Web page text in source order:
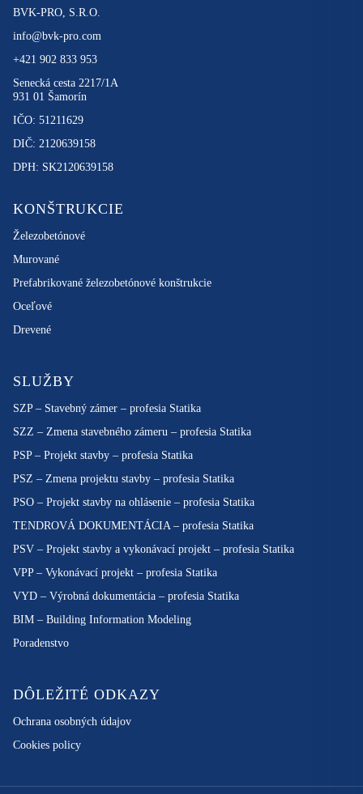
BVK-PRO, S.R.O.
info@bvk-pro.com
+421 902 833 953
Senecká cesta 2217/1A
931 01 Šamorín
IČO: 51211629
DIČ: 2120639158
DPH: SK2120639158
KONŠTRUKCIE
Železobetónové
Murované
Prefabrikované železobetónové konštrukcie
Oceľové
Drevené
SLUŽBY
SZP – Stavebný zámer – profesia Statika
SZZ – Zmena stavebného zámeru – profesia Statika
PSP – Projekt stavby – profesia Statika
PSZ – Zmena projektu stavby – profesia Statika
PSO – Projekt stavby na ohlásenie – profesia Statika
TENDROVÁ DOKUMENTÁCIA – profesia Statika
PSV – Projekt stavby a vykonávací projekt – profesia Statika
VPP – Vykonávací projekt – profesia Statika
VYD – Výrobná dokumentácia – profesia Statika
BIM – Building Information Modeling
Poradenstvo
DÔLEŽITÉ ODKAZY
Ochrana osobných údajov
Cookies policy